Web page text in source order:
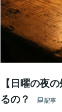
【日曜の夜
るの？
記事